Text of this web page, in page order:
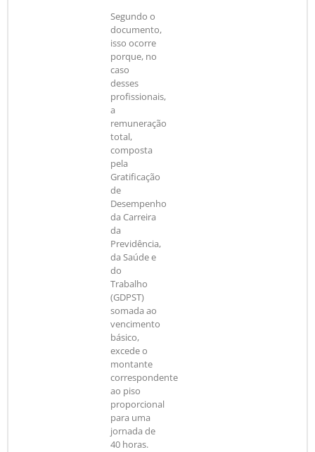
Segundo o
documento,
isso ocorre
porque, no
caso
desses
profissionais,
a
remuneração
total,
composta
pela
Gratificação
de
Desempenho
da Carreira
da
Previdência,
da Saúde e
do
Trabalho
(GDPST)
somada ao
vencimento
básico,
excede o
montante
correspondente
ao piso
proporcional
para uma
jornada de
40 horas.